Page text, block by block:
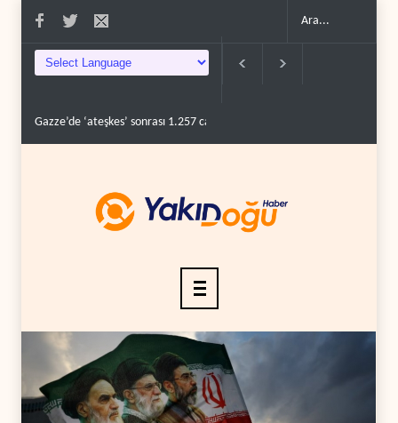
sonrası 1.257 can kaybı.. ABD’nin onlarca savaş uçağı da yetmedi: